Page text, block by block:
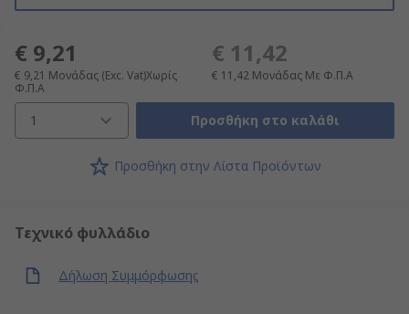
€ 9,21
€ 9,21 Μονάδας (Exc. Vat)Χωρίς
Φ.Π.Α
€ 11,42
€ 11,42 Μονάδας Με Φ.Π.Α
1 Προσθήκη στο καλάθι
Προσθήκη στην Λίστα Προϊόντων
Τεχνικό φυλλάδιο
Δήλωση Συμμόρφωσης